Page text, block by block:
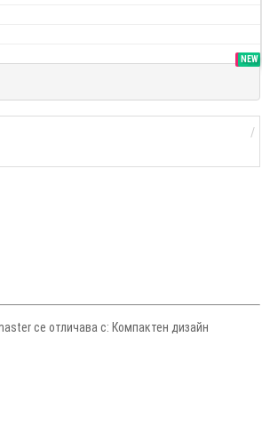
SALE
NEW
се отличава с: Компактен дизайн